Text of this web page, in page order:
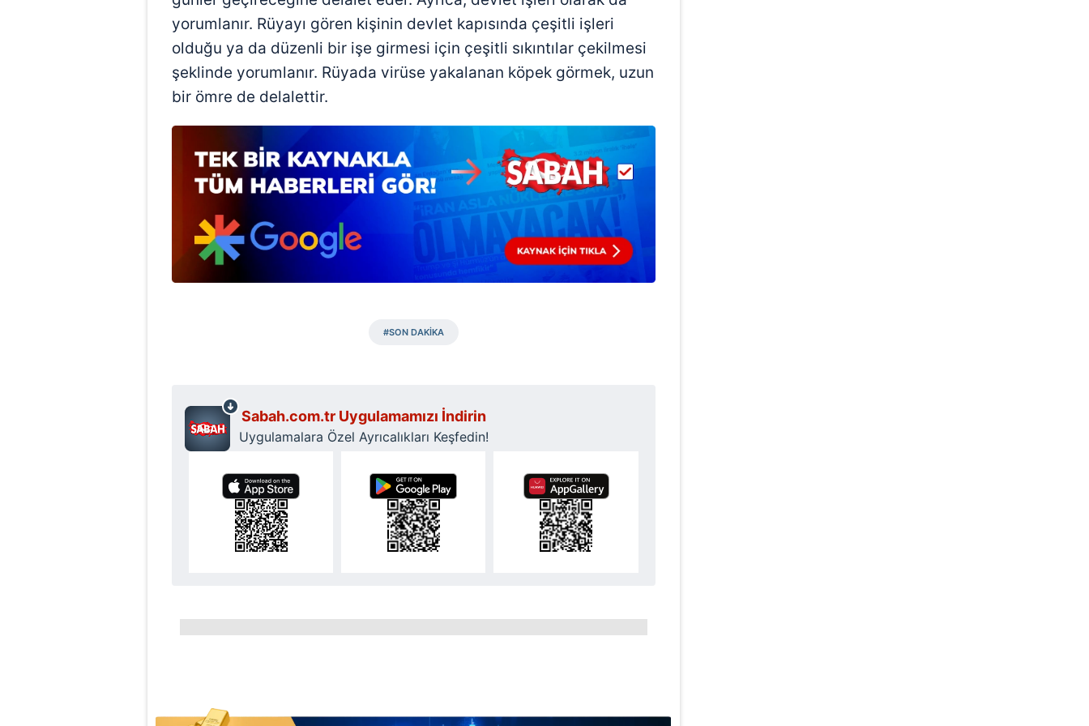
mevzuata uygun olarak kullanılan çerezlerle ilgili bilgi almak için lütfen tıklayınız
yorumlanır. Rüyayı gören kişinin devlet kapısında çeşitli işleri
olduğu ya da düzenli bir işe girmesi için çeşitli sıkıntılar çekilmesi
şeklinde yorumlanır. Rüyada virüse yakalanan köpek görmek, uzun
bir ömre de delalettir.
#SON DAKİKA
Sabah.com.tr Uygulamamızı İndirin
Uygulamalara Özel Ayrıcalıkları Keşfedin!